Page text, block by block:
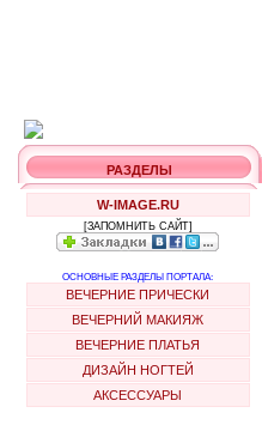
РАЗДЕЛЫ
W-IMAGE.RU
[ЗАПОМНИТЬ САЙТ]
ОСНОВНЫЕ РАЗДЕЛЫ ПОРТАЛА:
ВЕЧЕРНИЕ ПРИЧЕСКИ
ВЕЧЕРНИЙ МАКИЯЖ
ВЕЧЕРНИЕ ПЛАТЬЯ
ДИЗАЙН НОГТЕЙ
АКСЕССУАРЫ